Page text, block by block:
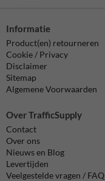
Informatie
Product(en) retourneren
Cookie / Privacy
Disclaimer
Sitemap
Algemene Voorwaarden
Over TrafficSupply
Contact
Over ons
Nieuws en Blog
Levertijden
Veelgestelde vragen / FAQ